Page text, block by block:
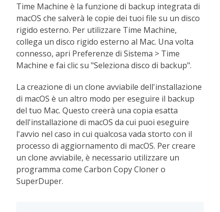
Time Machine è la funzione di backup integrata di
macOS che salverà le copie dei tuoi file su un disco
rigido esterno. Per utilizzare Time Machine,
collega un disco rigido esterno al Mac. Una volta
connesso, apri Preferenze di Sistema > Time
Machine e fai clic su "Seleziona disco di backup".
La creazione di un clone avviabile dell'installazione
di macOS è un altro modo per eseguire il backup
del tuo Mac. Questo creerà una copia esatta
dell'installazione di macOS da cui puoi eseguire
l'avvio nel caso in cui qualcosa vada storto con il
processo di aggiornamento di macOS. Per creare
un clone avviabile, è necessario utilizzare un
programma come Carbon Copy Cloner o
SuperDuper.